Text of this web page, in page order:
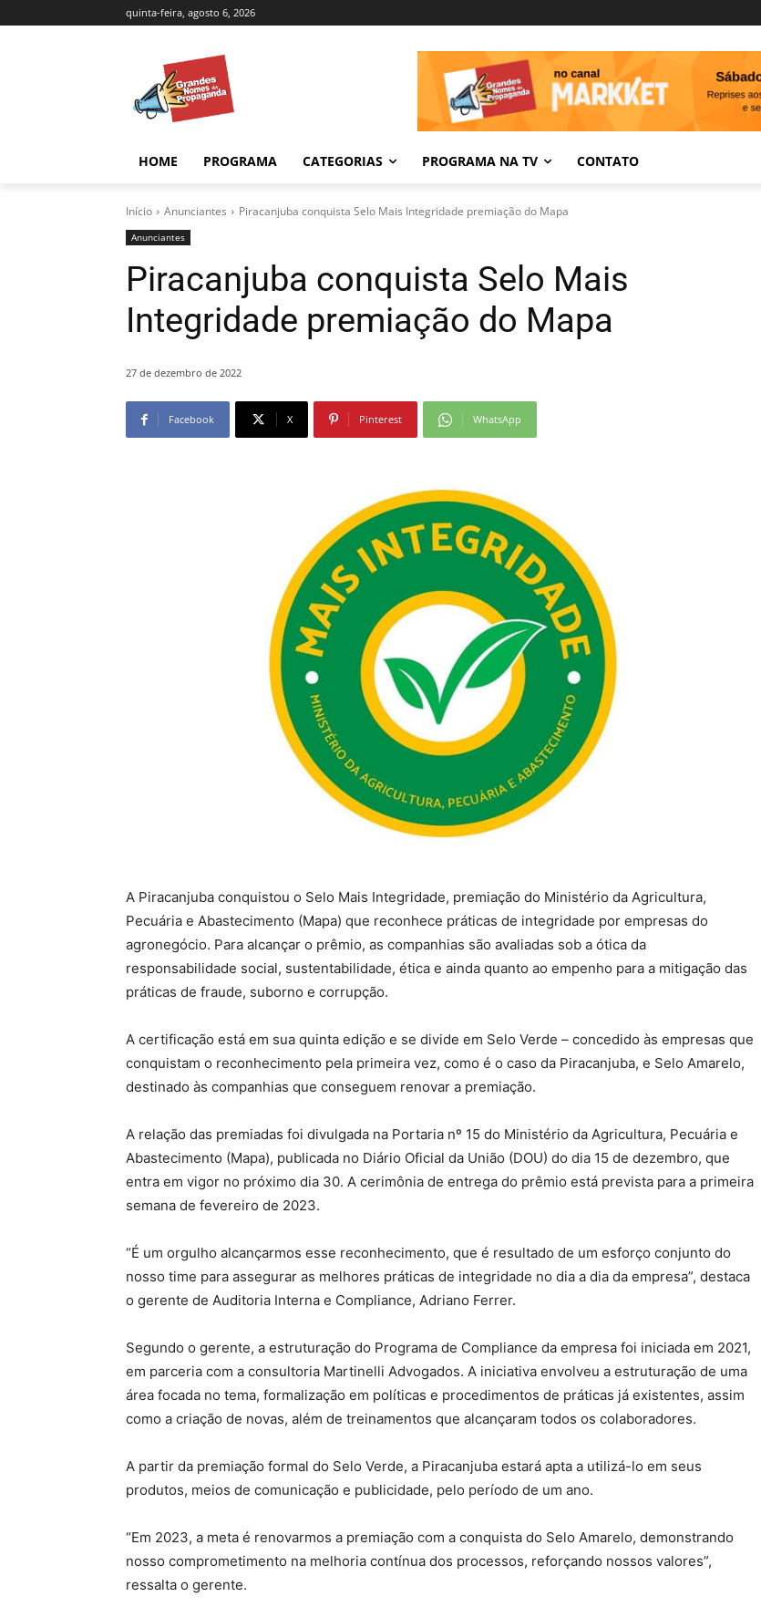
quinta-feira, agosto 6, 2026
HOME PROGRAMA CATEGORIAS PROGRAMA NA TV CONTATO
Início Anunciantes Piracanjuba conquista Selo Mais Integridade premiação do Mapa
Anunciantes
Piracanjuba conquista Selo Mais
Integridade premiação do Mapa
27 de dezembro de 2022
Facebook X Pinterest WhatsApp
A Piracanjuba conquistou o Selo Mais Integridade, premiação do Ministério da Agricultura,
Pecuária e Abastecimento (Mapa) que reconhece práticas de integridade por empresas do
agronegócio. Para alcançar o prêmio, as companhias são avaliadas sob a ótica da
responsabilidade social, sustentabilidade, ética e ainda quanto ao empenho para a mitigação das
práticas de fraude, suborno e corrupção.
A certificação está em sua quinta edição e se divide em Selo Verde – concedido às empresas que
conquistam o reconhecimento pela primeira vez, como é o caso da Piracanjuba, e Selo Amarelo,
destinado às companhias que conseguem renovar a premiação.
A relação das premiadas foi divulgada na Portaria nº 15 do Ministério da Agricultura, Pecuária e
Abastecimento (Mapa), publicada no Diário Oficial da União (DOU) do dia 15 de dezembro, que
entra em vigor no próximo dia 30. A cerimônia de entrega do prêmio está prevista para a primeira
semana de fevereiro de 2023.
“É um orgulho alcançarmos esse reconhecimento, que é resultado de um esforço conjunto do
nosso time para assegurar as melhores práticas de integridade no dia a dia da empresa”, destaca
o gerente de Auditoria Interna e Compliance, Adriano Ferrer.
Segundo o gerente, a estruturação do Programa de Compliance da empresa foi iniciada em 2021,
em parceria com a consultoria Martinelli Advogados. A iniciativa envolveu a estruturação de uma
área focada no tema, formalização em políticas e procedimentos de práticas já existentes, assim
como a criação de novas, além de treinamentos que alcançaram todos os colaboradores.
A partir da premiação formal do Selo Verde, a Piracanjuba estará apta a utilizá-lo em seus
produtos, meios de comunicação e publicidade, pelo período de um ano.
“Em 2023, a meta é renovarmos a premiação com a conquista do Selo Amarelo, demonstrando
nosso comprometimento na melhoria contínua dos processos, reforçando nossos valores”,
ressalta o gerente.